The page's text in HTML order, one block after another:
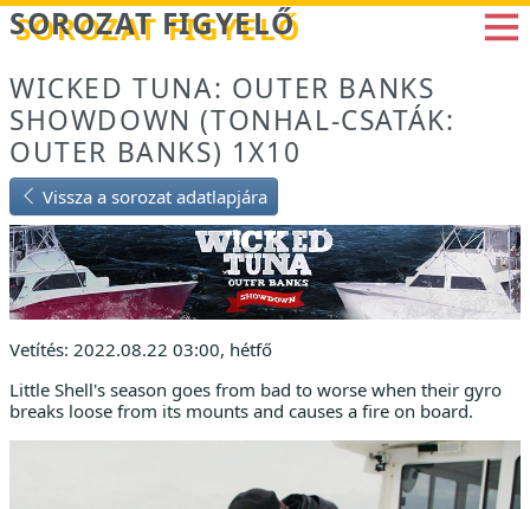
Betöltés...
SOROZAT FIGYELŐ
WICKED TUNA: OUTER BANKS
SHOWDOWN (TONHAL-CSATÁK:
OUTER BANKS) 1X10
Vissza a sorozat adatlapjára
Vetítés: 2022.08.22 03:00, hétfő
Little Shell's season goes from bad to worse when their gyro
breaks loose from its mounts and causes a fire on board.